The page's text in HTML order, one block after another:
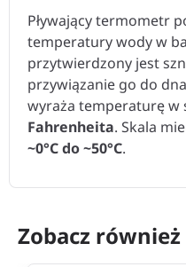
Pływający termometr
temperatury wody w
przytwierdzony jest
przywiązanie go do
wyraża temperaturę w
Fahrenheita. Skala
~0°C do ~50°C.
Zobacz również